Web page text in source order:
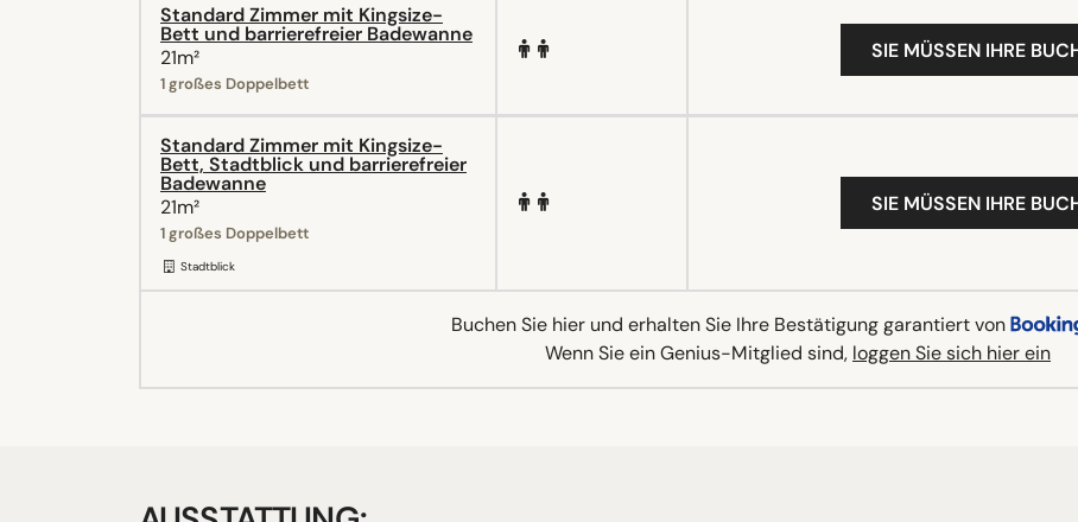
Standard Zimmer mit Kingsize-
Bett und barrierefreier Badewanne
21m²
1 großes Doppelbett
SIE MÜSSEN IHRE
Standard Zimmer mit Kingsize-
Bett, Stadtblick und barrierefreier
Badewanne
21m²
1 großes Doppelbett
Stadtblick
SIE MÜSSEN IHRE
Buchen Sie hier und erhalten Sie Ihre Bestätigung garantiert von
Wenn Sie ein Genius-Mitglied sind, loggen Sie sich hier ein